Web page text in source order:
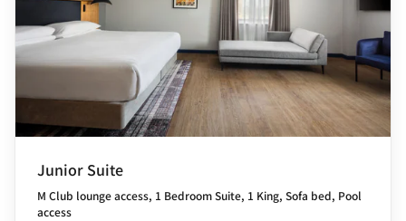
Junior Suite
M Club lounge access, 1 Bedroom Suite, 1 King, Sofa bed, Pool
access